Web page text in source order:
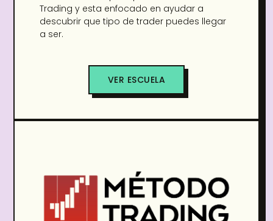
Trading y esta enfocado en ayudar a
descubrir que tipo de trader puedes llegar
a ser.
VER ESCUELA